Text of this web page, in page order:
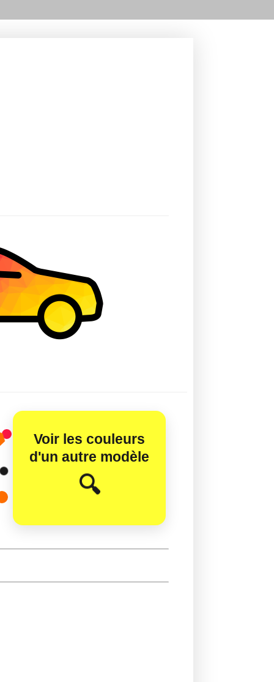
Voir les couleurs
d'un autre modèle
🔍